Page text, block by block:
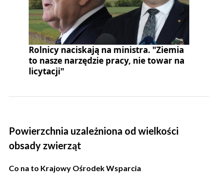
Rolnicy naciskają na ministra. "Ziemia
to nasze narzędzie pracy, nie towar na
licytacji"
Powierzchnia uzależniona od wielkości
obsady zwierząt
Co na to Krajowy Ośrodek Wsparcia